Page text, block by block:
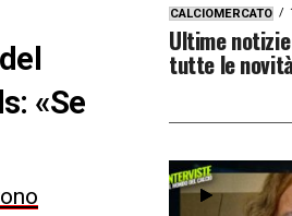
«Se
CALCIOMERCATO
Ultime
tutte le